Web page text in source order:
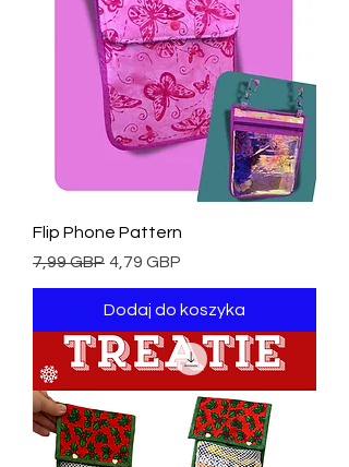
Flip Phone Pattern
Regularna cena
7,99 GBP Cena rabatowa
4,79 GBP
Dodaj do koszyka